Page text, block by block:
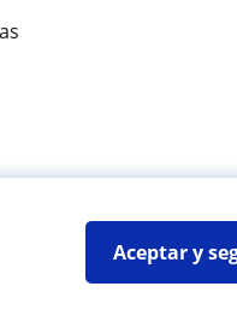
Aceptar y